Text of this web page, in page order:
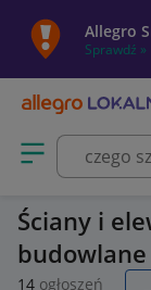
Allegro
Sprawdź »
Otwórz menu z
Ściany i
14 ogłoszeń